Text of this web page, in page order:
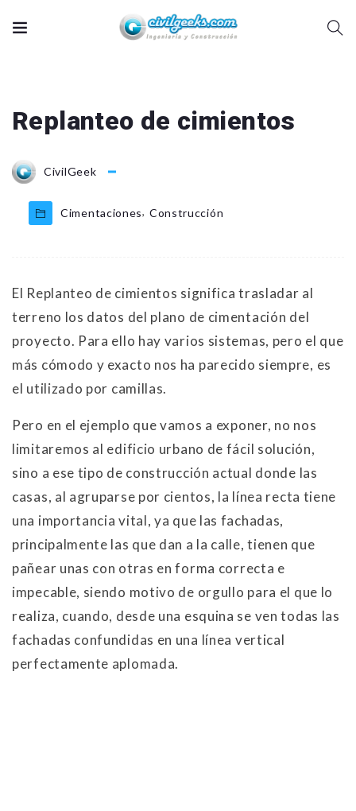
Replanteo de cimientos
CivilGeek
Cimentaciones, Construcción
El Replanteo de cimientos significa trasladar al
terreno los datos del plano de cimentación del
proyecto. Para ello hay varios sistemas, pero el que
más cómodo y exacto nos ha parecido siempre, es
el utilizado por camillas.
Pero en el ejemplo que vamos a exponer, no nos
limitaremos al edificio urbano de fácil solución,
sino a ese tipo de construcción actual donde las
casas, al agruparse por cientos, la línea recta tiene
una importancia vital, ya que las fachadas,
principalmente las que dan a la calle, tienen que
pañear unas con otras en forma correcta e
impecable, siendo motivo de orgullo para el que lo
realiza, cuando, desde una esquina se ven todas las
fachadas confundidas en una línea vertical
perfectamente aplomada.